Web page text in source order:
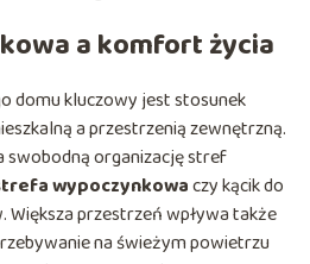
a komfort życia
domu kluczowy jest stosunek
a przestrzenią zewnętrzną.
swobodną organizację stref
wypoczynkowaczy kącik do
przestrzeń wpływa także
na świeżym powietrzu